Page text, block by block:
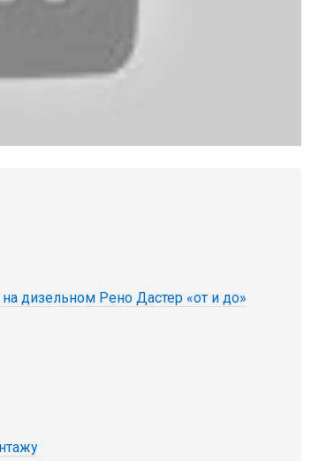
дизельном Рено Дастер «от и до»